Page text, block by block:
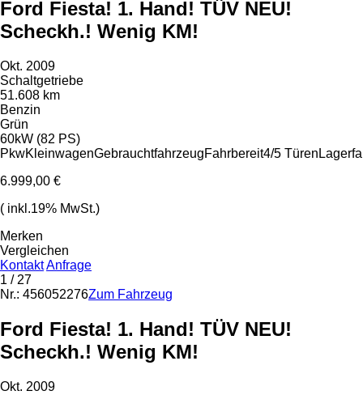
Ford Fiesta! 1. Hand! TÜV NEU!
Scheckh.! Wenig KM!
Okt. 2009
Schaltgetriebe
51.608 km
Benzin
Grün
60kW (82 PS)
PkwKleinwagenGebrauchtfahrzeugFahrbereit4/5 Türen
6.999,00 €
( inkl.19% MwSt.)
Merken
Vergleichen
KontaktAnfrage
1 / 27
Nr.: 456052276Zum Fahrzeug
Ford Fiesta! 1. Hand! TÜV NEU!
Scheckh.! Wenig KM!
Okt. 2009